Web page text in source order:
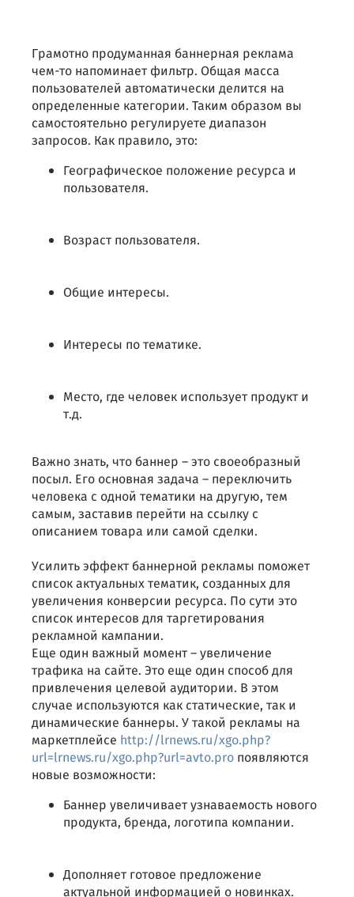
Грамотно продуманная баннерная реклама
чем-то напоминает фильтр. Общая масса
пользователей автоматически делится на
определенные категории. Таким образом вы
самостоятельно регулируете диапазон
запросов. Как правило, это:
Географическое положение ресурса и
пользователя.
Возраст пользователя.
Общие интересы.
Интересы по тематике.
Место, где человек использует продукт и
т.д.
Важно знать, что баннер – это своеобразный
посыл. Его основная задача – переключить
человека с одной тематики на другую, тем
самым, заставив перейти на ссылку с
описанием товара или самой сделки.
Усилить эффект баннерной рекламы поможет
список актуальных тематик, созданных для
увеличения конверсии ресурса. По сути это
список интересов для таргетирования
рекламной кампании.
Еще один важный момент – увеличение
трафика на сайте. Это еще один способ для
привлечения целевой аудитории. В этом
случае используются как статические, так и
динамические баннеры. У такой рекламы на
маркетплейсе http://lrnews.ru/xgo.php?
url=lrnews.ru/xgo.php?url=avto.pro появляются
новые возможности:
Баннер увеличивает узнаваемость нового
продукта, бренда, логотипа компании.
Дополняет готовое предложение
актуальной информацией о новинках.